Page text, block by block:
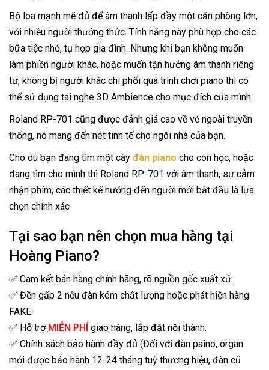
Bộ loa mạnh mẽ đủ để âm thanh lấp đầy một căn phòng lớn,
với nhiều người thưởng thức. Tính năng này phù hợp cho các
bữa tiệc nhỏ, tụ họp gia đình. Nhưng khi bạn không muốn
làm phiền người khác, hoặc muốn tận hưởng âm thanh riêng
tư, không bị người khác chi phối quá trình chơi piano thì có
thể sử dụng tai nghe 3D Ambience cho mục đích của mình.
Roland RP-701 cũng được đánh giá cao về vẻ ngoài truyền
thống, nó mang đến nét tinh tế cho ngôi nhà của bạn.
Cho dù bạn đang tìm một cây đàn piano cho con học, hoặc
đang tìm cho mình thì Roland RP-701 với âm thanh, sự cảm
nhận phím, các thiết kế hướng đến người mới bắt đầu là lựa
chọn chính xác
Tại sao bạn nên chọn mua hàng tại
Hoàng Piano?
✅ Cam kết bán hàng chính hãng, rõ nguồn gốc xuất xứ.
✅ Đền gấp 2 nếu đàn kém chất lượng hoặc phát hiện hàng
FAKE.
✅ Hỗ trợ MIỄN PHÍ giao hàng, lắp đặt nội thành.
✅ Chính sách bảo hành đầy đủ (Đối với đàn paino, organ
mới được bảo hành 12-24 tháng tuỳ thương hiệu, đàn cũ